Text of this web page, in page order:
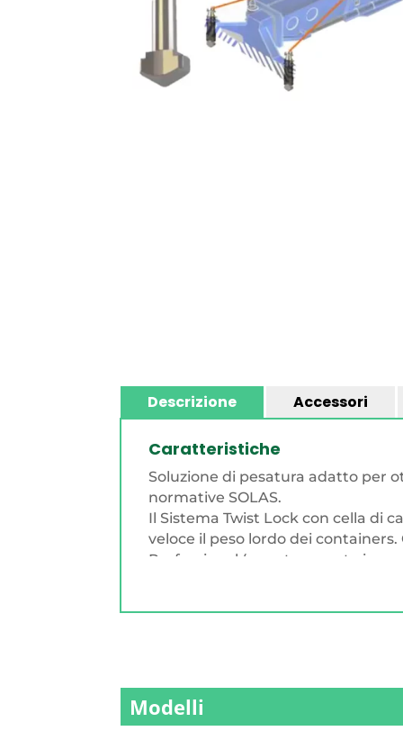
Descrizione Accessori
Caratteristiche
Soluzione di pesatura adatto per
normative SOLAS.
Il Sistema Twist Lock con cella di
veloce il peso lordo dei
Professional (con stampante
stata progettata per sostituire gli
necessaria, PLUG & WEIGHT
• Conforme con fattore di
• Interfaccia di Comunicazione:
Modelli